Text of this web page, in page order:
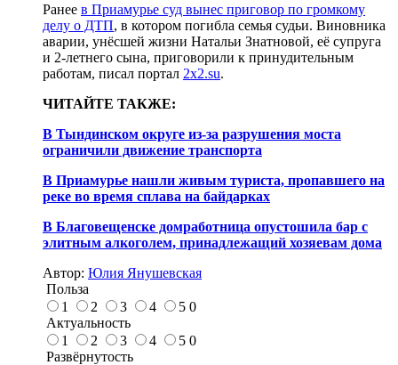
Ранее в Приамурье суд вынес приговор по громкому
делу о ДТП, в котором погибла семья судьи. Виновника
аварии, унёсшей жизни Натальи Знатновой, её супруга
и 2-летнего сына, приговорили к принудительным
работам, писал портал 2x2.su.
ЧИТАЙТЕ ТАКЖЕ:
В Тындинском округе из-за разрушения моста
ограничили движение транспорта
В Приамурье нашли живым туриста, пропавшего на
реке во время сплава на байдарках
В Благовещенске домработница опустошила бар с
элитным алкоголем, принадлежащий хозяевам дома
Автор: Юлия Янушевская
Польза
1
2 3 4 5 0
Актуальность
1
2 3 4 5 0
Развёрнутость